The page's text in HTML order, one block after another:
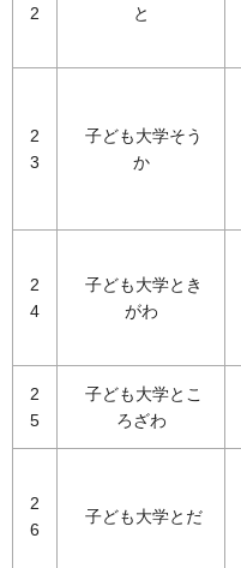
2
と
2
3
子ども大学そう
か
2
4
子ども大学とき
がわ
2
5
子ども大学とこ
ろざわ
2
6
子ども大学とだ